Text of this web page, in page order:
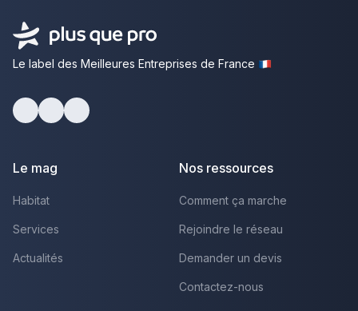
Le label des Meilleures Entreprises de France
Le mag
Habitat
Services
Actualités
Nos ressources
Comment ça marche
Rejoindre le réseau
Demander un devis
Contactez-nous